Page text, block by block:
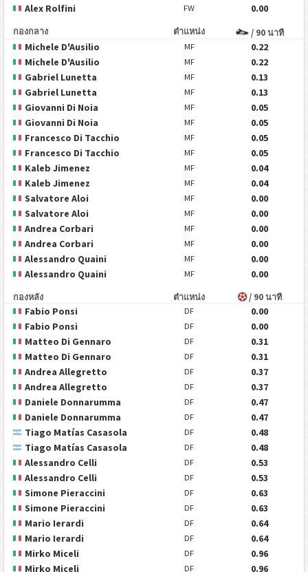
Alex Rolfini
FW 0.00
กองกลาง ตำแหน่ง / 90 นาที
Michele D'Ausilio MF
0.22
Michele D'Ausilio
MF
0.22
Gabriel Lunetta
MF
0.13
Gabriel Lunetta
MF
0.13
Giovanni Di Noia
MF
0.05
Giovanni Di Noia
MF
0.05
Francesco Di Tacchio
MF
0.05
Francesco Di Tacchio
MF
0.05
Kaleb Jimenez
MF
0.04
Kaleb Jimenez
MF
0.04
Salvatore Aloi
MF
0.00
Salvatore Aloi
MF
0.00
Andrea Corbari
MF
0.00
Andrea Corbari
MF
0.00
Alessandro Quaini
MF
0.00
Alessandro Quaini
MF 0.00
กองหลัง ตำแหน่ง / 90 นาที
Fabio Ponsi DF
0.00
Fabio Ponsi
DF
0.00
Matteo Di Gennaro
DF
0.31
Matteo Di Gennaro
DF
0.31
Andrea Allegretto
DF
0.37
Andrea Allegretto
DF
0.37
Daniele Donnarumma
DF
0.47
Daniele Donnarumma
DF
0.47
Tiago Matías Casasola
DF
0.48
Tiago Matías Casasola
DF
0.48
Alessandro Celli
DF
0.53
Alessandro Celli
DF
0.53
Simone Pieraccini
DF
0.63
Simone Pieraccini
DF
0.63
Mario Ierardi
DF
0.64
Mario Ierardi
DF
0.64
Mirko Miceli
DF
0.96
Mirko Miceli
DF 0.96